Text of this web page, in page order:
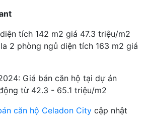
tích 142 m2 giá 47.3 triệu/m2
2 phòng ngủ diện tích 163 m2 giá
Giá bán căn hộ tại dự án
từ 42.3 - 65.1 triệu/m2
căn hộ Celadon City cập nhật